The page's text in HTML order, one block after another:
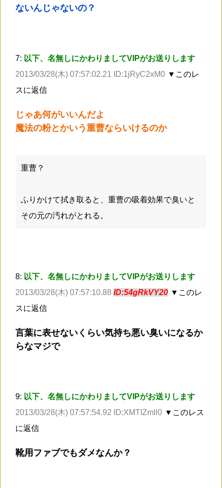
ないんじゃないの？
7: 以下、名無しにかわりましてVIPがお送りします
2013/03/28(木) 07:57:02.21 ID:1jRyC2xM0 ▼このレ
スに返信
じゃあ何がいいんだよ
魔法の粉とかいう重曹ならいけるのか
重曹？
ふりかけて拭き取ると、重曹の吸着効果で臭いと
その元の汚れがとれる。
8: 以下、名無しにかわりましてVIPがお送りします
2013/03/28(木) 07:57:10.88 ID:54gRkVY20 ▼このレ
スに返信
言葉に表せないくらい気持ち悪い臭いになるか
らなマジで
9: 以下、名無しにかわりましてVIPがお送りします
2013/03/28(木) 07:57:54.92 ID:XMTIZmll0 ▼このレス
に返信
靴用ファブでもダメなんか？